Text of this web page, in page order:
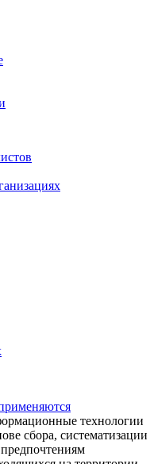
технологии
сбора, систематизации